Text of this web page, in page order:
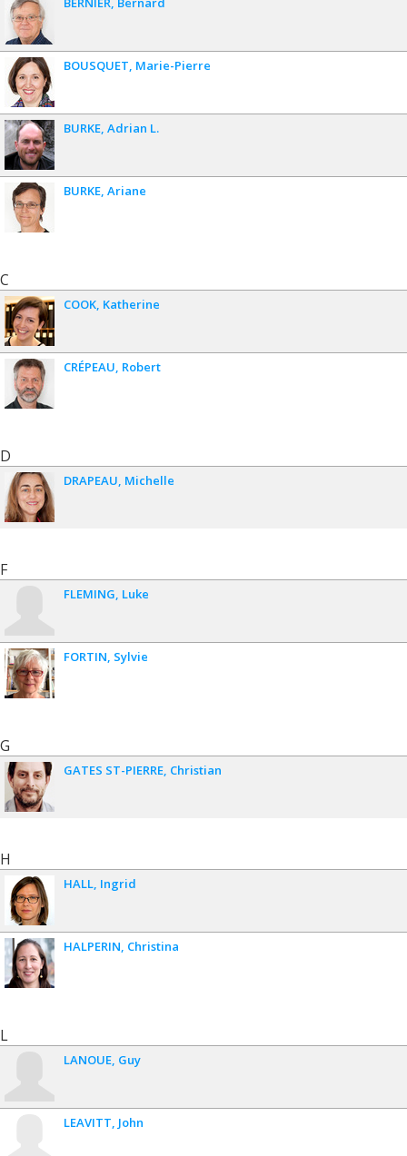
BOUSQUET Marie-Pierre
BURKE Adrian L.
BURKE Ariane
C
COOK Katherine
CRÉPEAU Robert
D
DRAPEAU Michelle
F
FLEMING Luke
FORTIN Sylvie
G
GATES ST-PIERRE Christian
H
HALL Ingrid
HALPERIN Christina
L
LANOUE Guy
LEAVITT John